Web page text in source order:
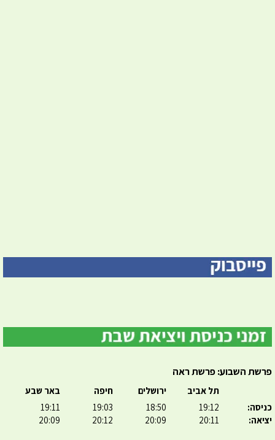
פרשת השבוע: פרשת ראה
כניסה:
יציאה:
תל אביב
19:12
20:11
ירושלים
18:50
20:09
חיפה
19:03
20:12
באר שבע
19:11
20:09